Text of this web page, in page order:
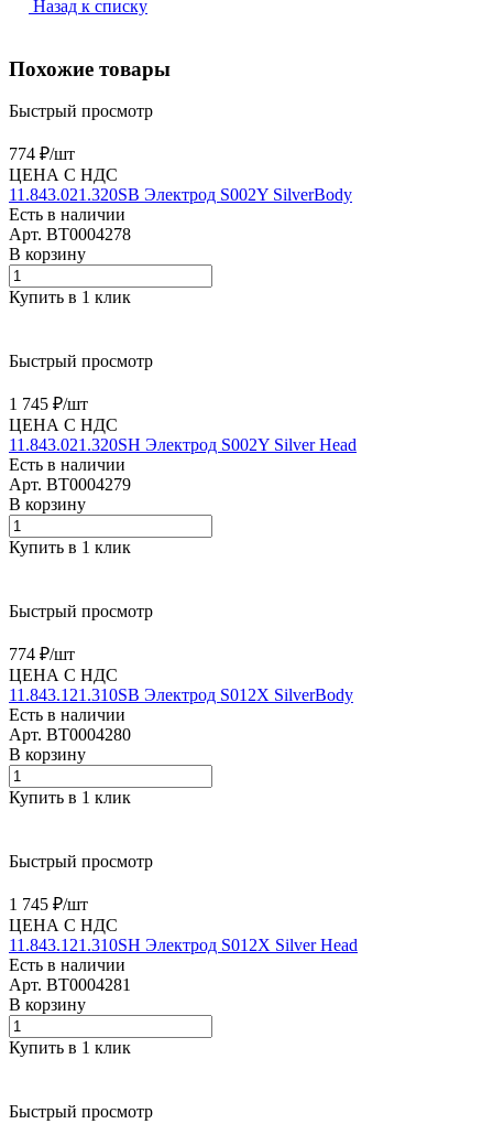
Назад к списку
Похожие товары
Быстрый просмотр
774 ₽/шт
ЦЕНА С НДС
11.843.021.320SB Электрод S002Y SilverBody
Есть в наличии
Арт. BT0004278
В корзину
Купить в 1 клик
Быстрый просмотр
1 745 ₽/шт
ЦЕНА С НДС
11.843.021.320SH Электрод S002Y Silver Head
Есть в наличии
Арт. BT0004279
В корзину
Купить в 1 клик
Быстрый просмотр
774 ₽/шт
ЦЕНА С НДС
11.843.121.310SB Электрод S012X SilverBody
Есть в наличии
Арт. BT0004280
В корзину
Купить в 1 клик
Быстрый просмотр
1 745 ₽/шт
ЦЕНА С НДС
11.843.121.310SH Электрод S012X Silver Head
Есть в наличии
Арт. BT0004281
В корзину
Купить в 1 клик
Быстрый просмотр